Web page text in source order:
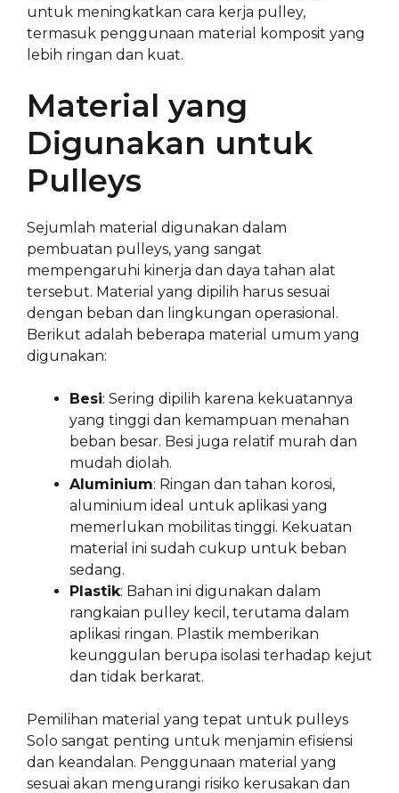
untuk meningkatkan cara kerja pulley,
termasuk penggunaan material komposit yang
lebih ringan dan kuat.
Material yang
Digunakan untuk
Pulleys
Sejumlah material digunakan dalam
pembuatan pulleys, yang sangat
mempengaruhi kinerja dan daya tahan alat
tersebut. Material yang dipilih harus sesuai
dengan beban dan lingkungan operasional.
Berikut adalah beberapa material umum yang
digunakan:
Besi: Sering dipilih karena kekuatannya
yang tinggi dan kemampuan menahan
beban besar. Besi juga relatif murah dan
mudah diolah.
Aluminium: Ringan dan tahan korosi,
aluminium ideal untuk aplikasi yang
memerlukan mobilitas tinggi. Kekuatan
material ini sudah cukup untuk beban
sedang.
Plastik: Bahan ini digunakan dalam
rangkaian pulley kecil, terutama dalam
aplikasi ringan. Plastik memberikan
keunggulan berupa isolasi terhadap kejut
dan tidak berkarat.
Pemilihan material yang tepat untuk pulleys
Solo sangat penting untuk menjamin efisiensi
dan keandalan. Penggunaan material yang
sesuai akan mengurangi risiko kerusakan dan